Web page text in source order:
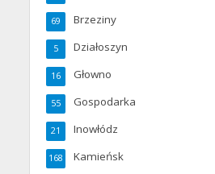
Brzeziny
69
Działoszyn
5
Głowno
16
Gospodarka
55
Inowłódz
21
Kamieńsk
168